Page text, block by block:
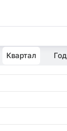
Квартал Год